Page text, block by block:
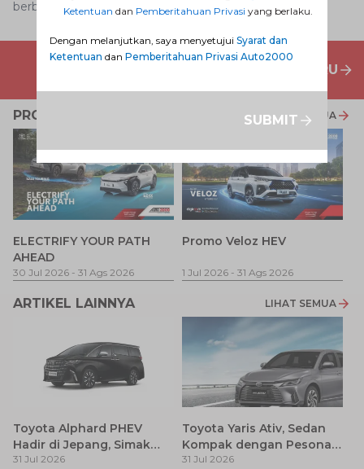
berbagai jenislayanan purna jualAuto2000.
PENAWARAN MOBIL BARU
PROMO TERKAIT LIHAT SEMUA
ELECTRIFY YOUR PATH
AHEAD
30 Jul 2026 - 31 Ags 2026
Promo Veloz HEV
1 Jul 2026 - 31 Ags 2026
ARTIKEL LAINNYA LIHAT SEMUA
Toyota Alphard PHEV
Hadir di Jepang, Simak
Pembaruan dan Fitur
31 Jul 2026
Toyota Yaris Ativ, Sedan
Kompak dengan Pesona
Modern
31 Jul 2026
Ketentuan dan Pemberitahuan Privasi yang berlaku.
Dengan melanjutkan, saya menyetujui Syarat dan
Ketentuan dan Pemberitahuan Privasi Auto2000
SUBMIT